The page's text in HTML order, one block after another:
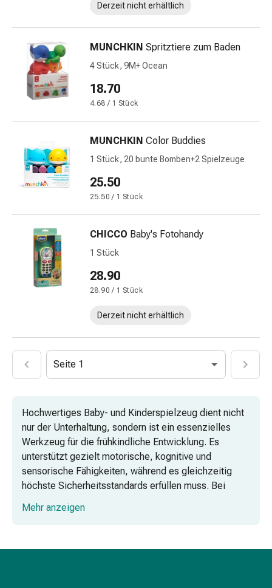
Kühlen
Wärmen
Stress
&
Schlaf
Beruhigung
Stimmungsschwankungen
(Schnarchen)
Atemwege
Atmungstraktbeschwerden
Infektionen
Windpocken
Stoffwechsel
Immunsuppressiva
Insektenschutz
und
Zeckenschutz
Zeckenpinzette
Rezeptpflichtige
Arzneimittel
Rezeptpflichtige
Arzneimittel
Vaginalbeschwerden
Menstruation
Wechseljahre
Vitamine
Derzeit nicht erhältlich
MUNCHKIN Spritztiere zum Baden
4 Stück, 9M+ Ocean
18.70
4.68 / 1 Stück
MUNCHKIN Color Buddies
1 Stück, 20 bunte Bomben+2 Spielzeuge
25.50
25.50 / 1 Stück
CHICCO Baby's Fotohandy
1 Stück
28.90
28.90 / 1 Stück
Derzeit nicht erhältlich
Seite 1
Hochwertiges Baby- und Kinderspielzeug dient nicht
nur der Unterhaltung, sondern ist ein essenzielles
Werkzeug für die frühkindliche Entwicklung. Es
unterstützt gezielt motorische, kognitive und
sensorische Fähigkeiten, während es gleichzeitig
höchste Sicherheitsstandards erfüllen muss. Bei
Coop Vitality finden Eltern eine fachkundig kuratierte
Auswahl an Spielwaren, die Funktionalität mit
pädagogisches Spielzeug
Mehr anzeigen